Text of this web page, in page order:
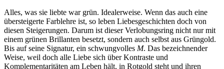
Alles, was sie liebte war grün. Idealerweise. Wenn das auch eine
übersteigerte Farblehre ist, so leben Liebesgeschichten doch von
diesen Steigerungen. Darum ist dieser Verlobungsring nicht nur mit
einem grünen Brillanten besetzt, sondern auch selbst aus Grüngold.
Bis auf seine Signatur, ein schwungvolles M. Das bezeichnender
Weise, weil doch alle Liebe sich über Kontraste und
Komplementaritäten am Leben hält, in Rotgold steht und ihren